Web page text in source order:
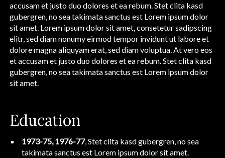
accusam et justo duo dolores et ea rebum. Stet clita kasd
gubergren, no sea takimata sanctus est Lorem ipsum dolor
sit amet. Lorem ipsum dolor sit amet, consetetur sadipscing
elitr, sed diam nonumy eirmod tempor invidunt ut labore et
dolore magna aliquyam erat, sed diam voluptua. At vero eos
et accusam et justo duo dolores et ea rebum. Stet clita kasd
gubergren, no sea takimata sanctus est Lorem ipsum dolor
sit amet.
Education
1973-75, 1976-77, Stet clita kasd gubergren, no sea
takimata sanctus est Lorem ipsum dolor sit amet.